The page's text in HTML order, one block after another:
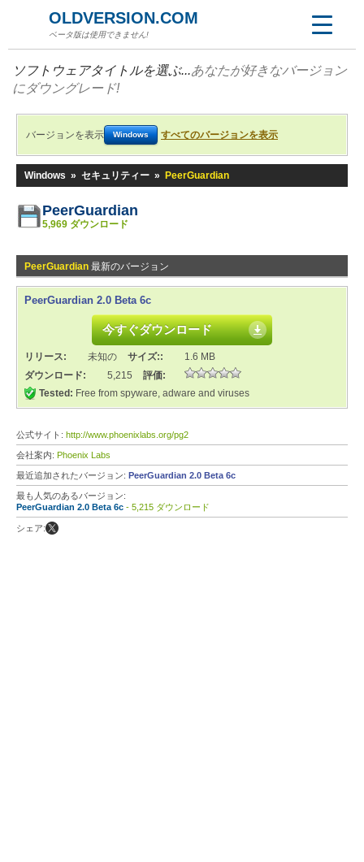
OLDVERSION.COM
ベータ版は使用できません!
ソフトウェアタイトルを選ぶ...あなたが好きなバージョン
にダウングレード!
バージョンを表示 Windows すべてのバージョンを表示
Windows » セキュリティー » PeerGuardian
PeerGuardian
5,969 ダウンロード
PeerGuardian 最新のバージョン
PeerGuardian 2.0 Beta 6c
今すぐダウンロード
リリース: 未知の サイズ::
1.6 MB
ダウンロード:
5,215
評価:
Tested: Free from spyware, adware and viruses
公式サイト: http://www.phoenixlabs.org/pg2
会社案内: Phoenix Labs
最近追加されたバージョン: PeerGuardian 2.0 Beta 6c
最も人気のあるバージョン:
PeerGuardian 2.0 Beta 6c - 5,215 ダウンロード
シェア: